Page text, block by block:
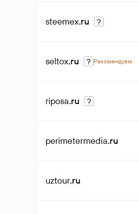
steemex.ru ?
seltox.ru ? Рекомендуем
riposa.ru ?
perimetermedia.ru
uztour.ru